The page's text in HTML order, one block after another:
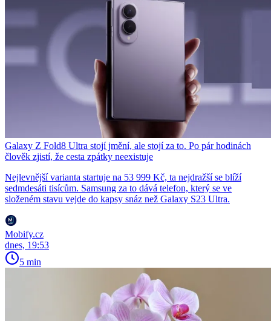
Galaxy Z Fold8 Ultra stojí jmění, ale stojí za to. Po pár hodinách
člověk zjistí, že cesta zpátky neexistuje
Nejlevnější varianta startuje na 53 999 Kč, ta nejdražší se blíží
sedmdesáti tisícům. Samsung za to dává telefon, který se ve
složeném stavu vejde do kapsy snáz než Galaxy S23 Ultra.
Mobify.cz
dnes, 19:53
5 min